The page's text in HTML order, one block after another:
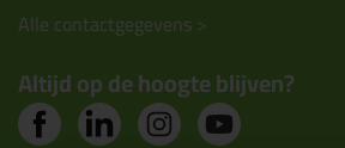
Alle contactgegevens >
Altijd op de hoogte blijven?